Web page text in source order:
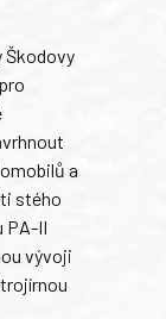
Škodovy
a
stého
PA-II
vývoji